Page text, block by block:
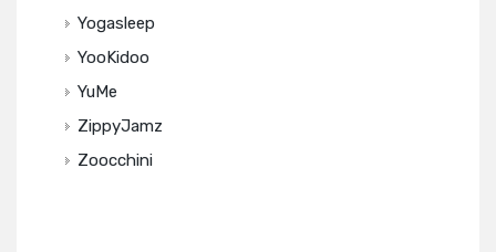
Yogasleep
YooKidoo
YuMe
ZippyJamz
Zoocchini